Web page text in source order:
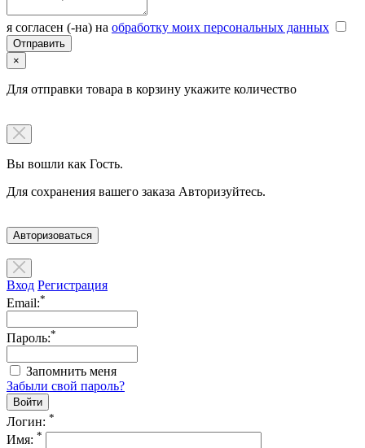
я согласен (-на) на обработку моих персональных данных
×
Для отправки товара в корзину укажите количество
Вы вошли как Гость.
Для сохранения вашего заказа Авторизуйтесь.
Авторизоваться
Вход Регистрация
Email:*
Пароль:*
Запомнить меня
Забыли свой пароль?
Логин: *
Имя: *